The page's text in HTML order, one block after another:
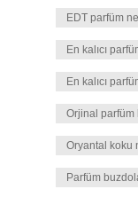
EDT parfüm
En kalıcı
En kalıcı
Orjinal parfüm
Oryantal koku
Parfüm